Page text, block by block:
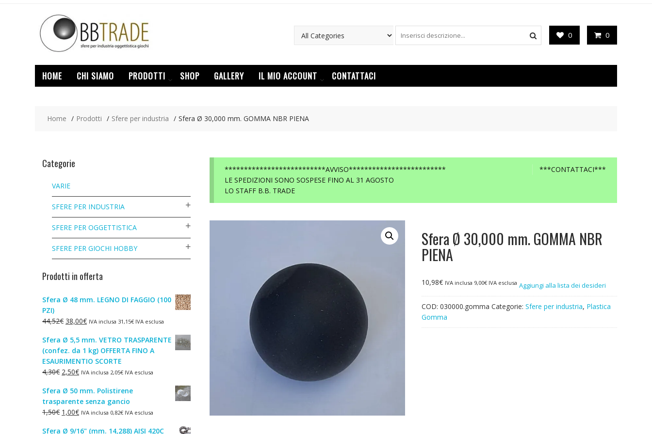
0 0
HOME CHI SIAMO PRODOTTI SHOP GALLERY IL MIO ACCOUNT CONTATTACI
Home Prodotti Sfere per industria Sfera Ø 30,000 mm. GOMMA NBR PIENA
***CONTATTACI***
**************************AVVISO*************************
LE SPEDIZIONI SONO SOSPESE FINO AL 31 AGOSTO
LO STAFF B.B. TRADE
Sfera Ø 30,000 mm. GOMMA NBR
PIENA
10,98€ IVA inclusa 9,00€IVA esclusa Aggiungi alla lista dei desideri
COD: 030000.gomma Categorie: Sfere per industria, Plastica
Gomma
Categorie
VARIE
SFERE PER INDUSTRIA
SFERE PER OGGETTISTICA
SFERE PER GIOCHI HOBBY
Prodotti in offerta
Sfera Ø 48 mm. LEGNO DI FAGGIO (100
PZI)
44,52€ Il
originale
era:
44,52€.
38,00€Il
attuale
è:
38,00€.
IVA inclusa 31,15€ IVA esclusa
Sfera Ø 5,5 mm. VETRO TRASPARENTE
(confez. da 1 kg) OFFERTA FINO A
ESAURIMENTIO SCORTE
4,30€ Il
originale
era:
4,30€.
2,50€Il
attuale
è:
2,50€.
IVA inclusa 2,05€ IVA esclusa
Sfera Ø 50 mm. Polistirene
trasparente senza gancio
1,50€ Il1,00€IlIVA inclusa 0,82€ IVA esclusa
Sfera Ø 9/16" (mm. 14,288) AISI 420C